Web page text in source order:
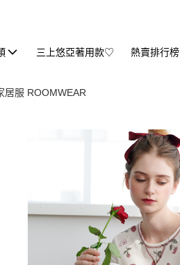
三上悠亞著用款♡ 熱賣排行榜
居服 ROOMWEAR